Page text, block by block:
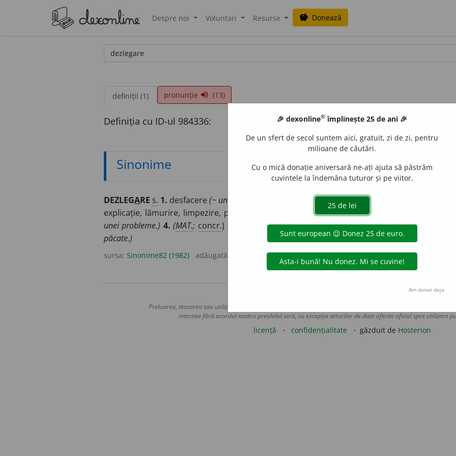
Despre noi Voluntari Resurse savings Donează
definiții (1) pronunție volume_up (13)
Definiția cu ID-ul 984336:
Sinonime
DEZLEGARE s. 1. desfacere(~ unui pachet.) deznodare.(~ unui nod de la sfoară.)
explicație, lămurire, limpezire, precizare, rezolvare, soluție, soluționare, (
e,
unei probleme.) 4. (MAT.; concr.) răspuns, rezultat, soluție.(~ unei probleme.) 5. (BIS.
păcate.)
sursa: Sinonime82 (1982) adăugată de LauraGellner acțiuni
Preluarea, stocarea sau utilizarea datelor de pe acest site, inclusiv prin orice metode de extragere automată
interzise fără acordul nostru prealabil scris, cu excepția seturilor de date oferite oficial spre utilizare
licență confidențialitate găzduit de Hosterion
🎉 dexonline® împlinește 25 de ani 🎉
De un sfert de secol suntem aici, gratuit, zi de zi, pentru
milioane de căutări.
Cu o mică donație aniversară ne-ați ajuta să păstrăm
cuvintele la îndemâna tuturor și pe viitor.
Am donat deja.